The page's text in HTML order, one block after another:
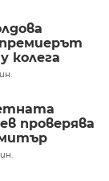
колега
проверява